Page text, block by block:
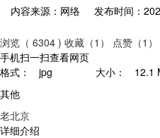
内容来源：网络 发布时间：
浏览（ 6304 ) 收藏（1） 点赞（1）
手机扫一扫查看网页
格式：
jpg 大小： 12.1
其他
老北京
详细介绍